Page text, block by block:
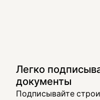
Легко
документы
Подписывайте